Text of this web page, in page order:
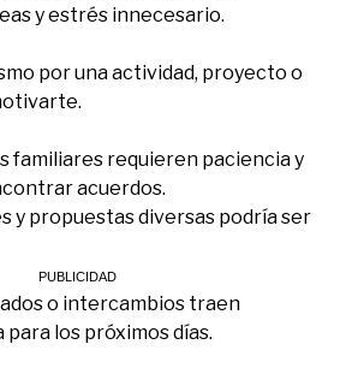
y estrés innecesario.
por una actividad, proyecto o
familiares requieren paciencia y
acuerdos.
y propuestas diversas podría ser
o intercambios traen
los próximos días.